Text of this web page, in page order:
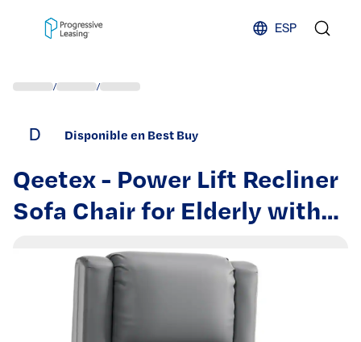
ESP
/ /
D Disponible en Best Buy
Qeetex - Power Lift Recliner
Sofa Chair for Elderly with